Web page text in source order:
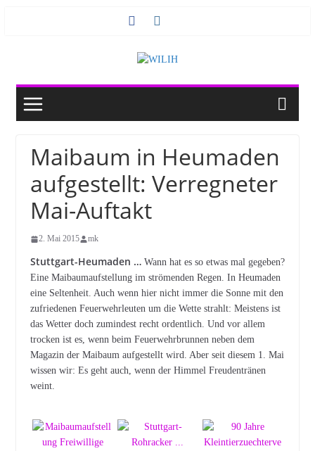
Maibaum in Heumaden
aufgestellt: Verregneter
Mai-Auftakt
2. Mai 2015 mk
Stuttgart-Heumaden …Wann hat es so etwas mal gegeben?
Eine Maibaumaufstellung im strömenden Regen. In Heumaden
eine Seltenheit. Auch wenn hier nicht immer die Sonne mit den
zufriedenen Feuerwehrleuten um die Wette strahlt: Meistens ist
das Wetter doch zumindest recht ordentlich. Und vor allem
trocken ist es, wenn beim Feuerwehrbrunnen neben dem
Magazin der Maibaum aufgestellt wird. Aber seit diesem 1. Mai
wissen wir: Es geht auch, wenn der Himmel Freudentränen
weint.